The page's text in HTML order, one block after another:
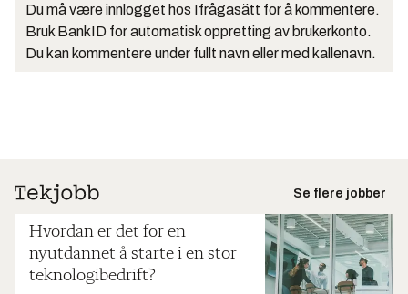
Du må være innlogget hos Ifrågasätt for å kommentere.
Bruk BankID for automatisk oppretting av brukerkonto.
Du kan kommentere under fullt navn eller med kallenavn.
Se flere jobber
Hvordan er det for en
nyutdannet å starte i en stor
teknologibedrift?